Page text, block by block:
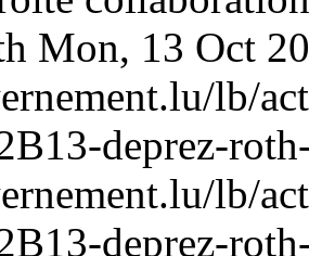
Mon, 13 Oct
lb/
deprez-
lb/
deprez-